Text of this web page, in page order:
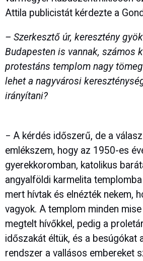
Attila publicistát kérdezte a
– Szerkesztő úr, keresztény
Budapesten is vannak, számos
protestáns templom nagy
lehet a nagyvárosi
irányítani?
− A kérdés időszerű, de a
emlékszem, hogy az 1950-es
gyerekkoromban, katolikus
angyalföldi karmelita
mert hívtak és elnézték nekem,
vagyok. A templom minden mise
megtelt hívőkkel, pedig a
időszakát éltük, és a besúgókat
rendszer a vallásos embereket